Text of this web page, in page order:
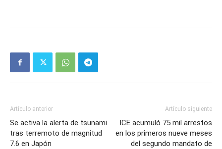
Artículo anterior
Se activa la alerta de tsunami
tras terremoto de magnitud
7.6 en Japón
Artículo siguiente
ICE acumuló 75 mil arrestos
en los primeros nueve meses
del segundo mandato de